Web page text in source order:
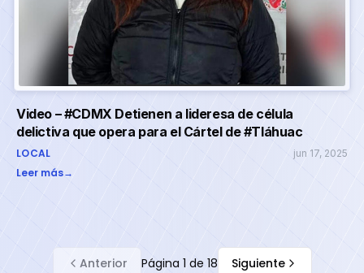
Video – #CDMX Detienen a lideresa de célula
delictiva que opera para el Cártel de #Tláhuac
LOCAL jun 17, 2025
Leer más→
Anterior Página 1 de 18 Siguiente